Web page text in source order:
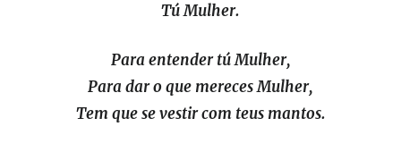
Tú Mulher.
Para entender tú Mulher,
Para dar o que mereces Mulher,
Tem que se vestir com teus mantos.